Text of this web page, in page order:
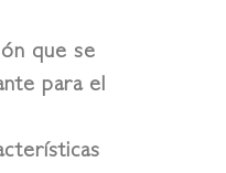
que se
para el